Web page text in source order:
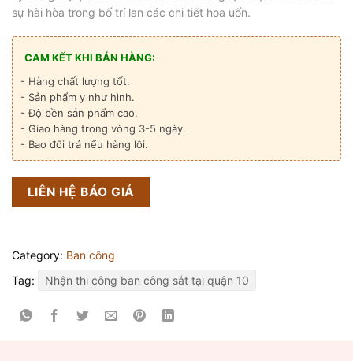
sự hài hòa trong bố trí lan các chi tiết hoa uốn.
CAM KẾT KHI BÁN HÀNG:
- Hàng chất lượng tốt.
- Sản phẩm y như hình.
- Độ bền sản phẩm cao.
- Giao hàng trong vòng 3-5 ngày.
- Bao đổi trả nếu hàng lỗi.
LIÊN HỆ BÁO GIÁ
Category: Ban công
Tag:
Nhận thi công ban công sắt tại quận 10